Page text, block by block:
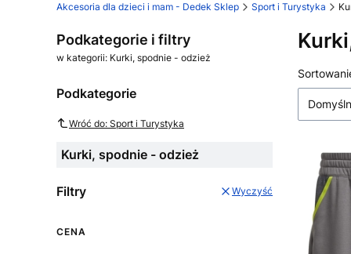
Akcesoria dla dzieci i mam - Dedek Sklep Sport i Turystyka
Podkategorie i filtry
w kategorii: Kurki, spodnie - odzież
Podkategorie
Wróć do: Sport i Turystyka
Kurki, spodnie - odzież
Filtry Wyczyść
CENA
Lista